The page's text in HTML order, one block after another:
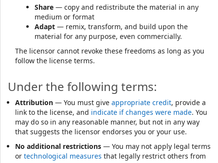
Share — copy and redistribute the material in any
medium or format
Adapt — remix, transform, and build upon the
material for any purpose, even commercially.
The licensor cannot revoke these freedoms as long as you
follow the license terms.
Under the following terms:
Attribution — You must give appropriate credit, provide a
link to the license, and indicate if changes were made. You
may do so in any reasonable manner, but not in any way
that suggests the licensor endorses you or your use.
No additional restrictions — You may not apply legal terms
or technological measures that legally restrict others from